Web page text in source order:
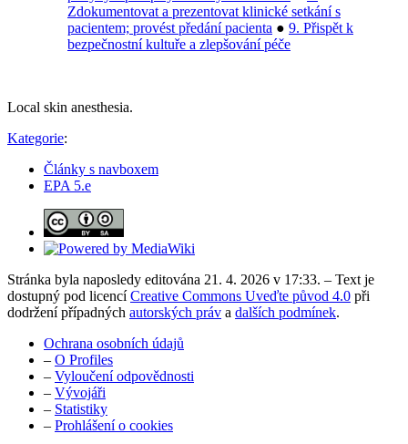
Zdokumentovat a prezentovat klinické setkání s
pacientem; provést předání pacienta ● 9. Přispět k
bezpečnostní kultuře a zlepšování péče
Local skin anesthesia.
Kategorie:
Články s navboxem
EPA 5.e
Stránka byla naposledy editována 21. 4. 2026 v 17:33. – Text je
dostupný pod licencíCreative Commons Uveďte původ 4.0 při
dodržení případných autorských práv a dalších podmínek.
Ochrana osobních údajů
– O Profiles
– Vyloučení odpovědnosti
– Vývojáři
– Statistiky
– Prohlášení o cookies